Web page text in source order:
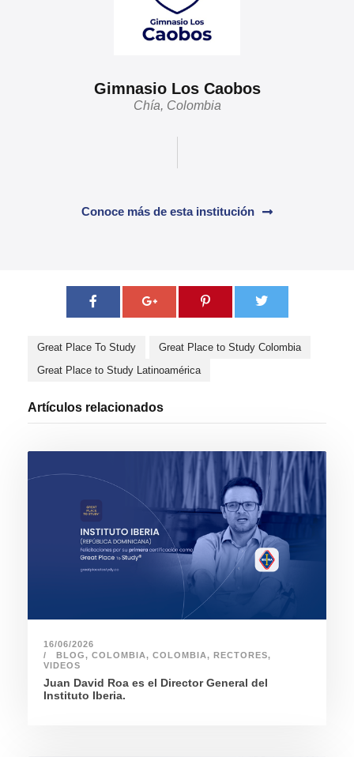
Gimnasio Los Caobos
Chía, Colombia
Conoce más de esta institución
Great Place To Study
Great Place to Study Colombia
Great Place to Study Latinoamérica
Artículos relacionados
16/06/2026
BLOG, COLOMBIA, COLOMBIA, RECTORES,
VIDEOS
Juan David Roa es el Director General del
Instituto Iberia.